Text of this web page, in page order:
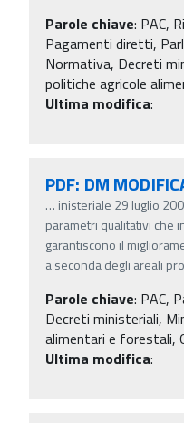
Parole chiave: PAC,
Pagamenti diretti,
Normativa, Decreti
politiche agricole
Ultima modifica:
PDF: DM
… inisteriale 29 luglio
parametri qualitativi che
garantiscono il
a seconda degli areali
Parole chiave: PAC,
Decreti ministeriali,
alimentari e forestali,
Ultima modifica: